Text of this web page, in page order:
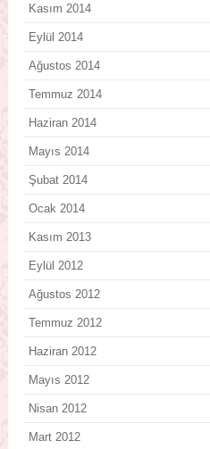
Kasım 2014
Eylül 2014
Ağustos 2014
Temmuz 2014
Haziran 2014
Mayıs 2014
Şubat 2014
Ocak 2014
Kasım 2013
Eylül 2012
Ağustos 2012
Temmuz 2012
Haziran 2012
Mayıs 2012
Nisan 2012
Mart 2012